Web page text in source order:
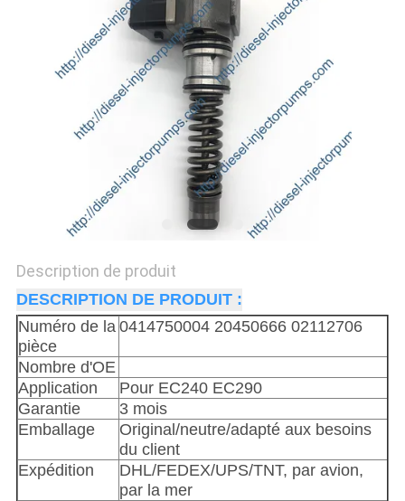
CONFIDENTIALITÉ
Description de produit
DESCRIPTION DE PRODUIT :
Numéro de la
pièce
0414750004 20450666 02112706
Nombre d'OE
Application
Pour EC240 EC290
Garantie
3 mois
Emballage
Original/neutre/adapté aux besoins
du client
Expédition
DHL/FEDEX/UPS/TNT, par avion,
par la mer